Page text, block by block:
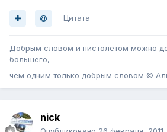
Цитата
Добрым словом и пистолетом можно
большего,
чем одним только добрым словом ©
nick